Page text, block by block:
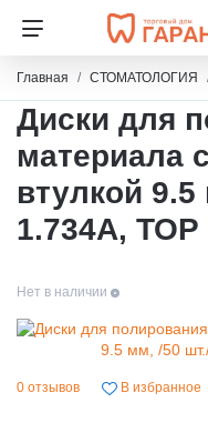
Главная СТОМАТОЛОГИЯ
Диски для
материала
втулкой
1.734А,
Нет в наличии
0 отзывов В избранное